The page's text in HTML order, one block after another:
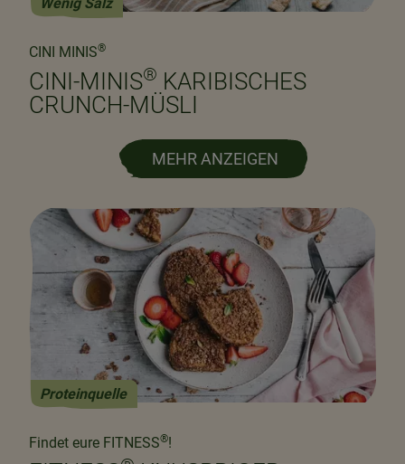
CINI MINIS®
CINI-MINIS® KARIBISCHES
CRUNCH-MÜSLI
MEHR ANZEIGEN
Proteinquelle
Findet eure FITNESS®!